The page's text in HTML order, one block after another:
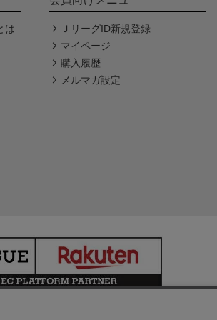
は
ＪリーグID新規登録
マイページ
購入履歴
メルマガ設定